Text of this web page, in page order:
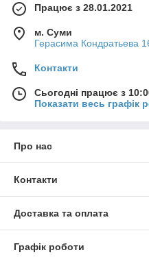
Працює з 28.01.2021
м. Суми
Герасима Кондратьева
Контакти
Сьогодні працює з
Показати весь графік
Про нас
Контакти
Доставка та оплата
Графік роботи